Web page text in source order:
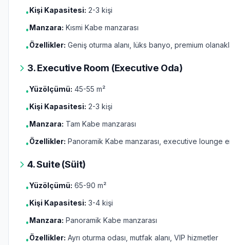
•Kişi Kapasitesi: 2-3 kişi
•Manzara: Kısmi Kabe manzarası
•Özellikler: Geniş oturma alanı, lüks banyo, premium
3. Executive Room (Executive Oda)
•Yüzölçümü: 45-55 m²
•Kişi Kapasitesi: 2-3 kişi
•Manzara: Tam Kabe manzarası
•Özellikler: Panoramik Kabe manzarası, executive lounge
4. Suite (Süit)
•Yüzölçümü: 65-90 m²
•Kişi Kapasitesi: 3-4 kişi
•Manzara: Panoramik Kabe manzarası
•Özellikler: Ayrı oturma odası, mutfak alanı, VIP hizmetler